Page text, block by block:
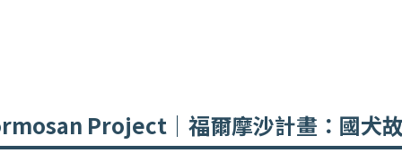
Project｜福爾摩沙計畫：國犬